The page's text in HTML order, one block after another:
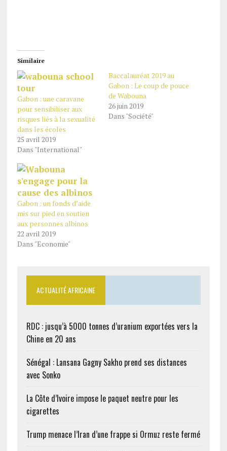
Similaire
Gabon : une caravane
pour sensibiliser aux
risques liés à la sexualité
dans les écoles
25 avril 2019
Dans "International"
Baccalauréat 2019 au
Gabon : Le coup de pouce
de Wabouna
26 juin 2019
Dans "Société"
Gabon : un fonds d’aide
mis sur pied en soutien
aux personnes albinos
22 avril 2019
Dans "Economie"
ACTUALITÉ AFRICAINE
RDC : jusqu’à 5000 tonnes d’uranium exportées vers la
Chine en 20 ans
Sénégal : Lansana Gagny Sakho prend ses distances
avec Sonko
La Côte d’Ivoire impose le paquet neutre pour les
cigarettes
Trump menace l’Iran d’une frappe si Ormuz reste fermé